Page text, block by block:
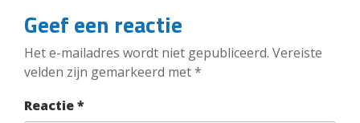
Geef een reactie
Het e-mailadres wordt niet gepubliceerd. Vereiste
velden zijn gemarkeerd met*
Reactie*